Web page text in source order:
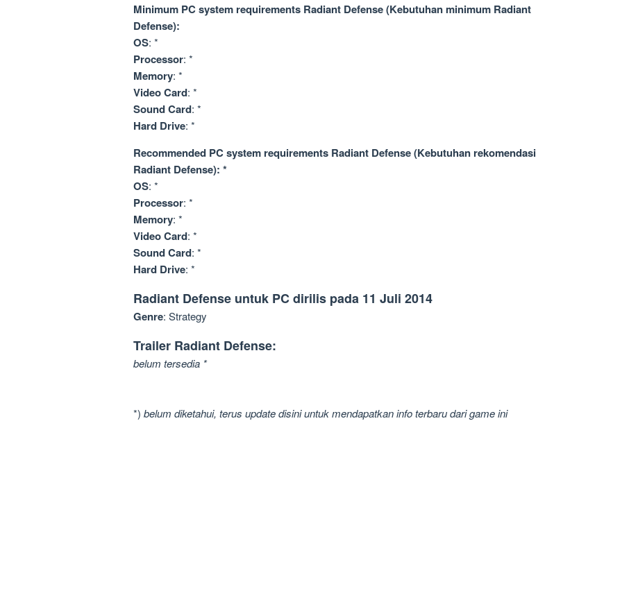
Minimum PC system requirements Radiant Defense (Kebutuhan minimum Radiant
Defense):
OS: *
Processor: *
Memory: *
Video Card: *
Sound Card: *
Hard Drive: *
Recommended PC system requirements Radiant Defense (Kebutuhan rekomendasi
Radiant Defense): *
OS: *
Processor: *
Memory: *
Video Card: *
Sound Card: *
Hard Drive: *
Radiant Defense untuk PC dirilis pada 11 Juli 2014
Genre: Strategy
Trailer Radiant Defense:
belum tersedia *
*) belum diketahui, terus update disini untuk mendapatkan info terbaru dari game ini